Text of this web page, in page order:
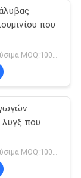
που
λυγξ που
Διαπραγματεύσιμα MOQ:1000M